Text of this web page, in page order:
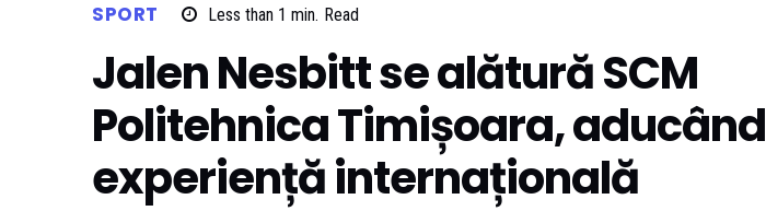
SPORT Less than 1 min. Read
Jalen Nesbitt se alătură SCM
Politehnica Timișoara, aducând
experiență internațională